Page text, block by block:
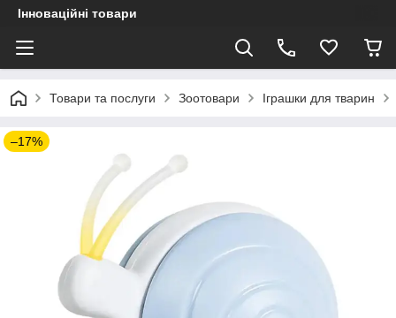
Інноваційні товари
Товари та послуги Зоотовари Іграшки для тварин
–17%